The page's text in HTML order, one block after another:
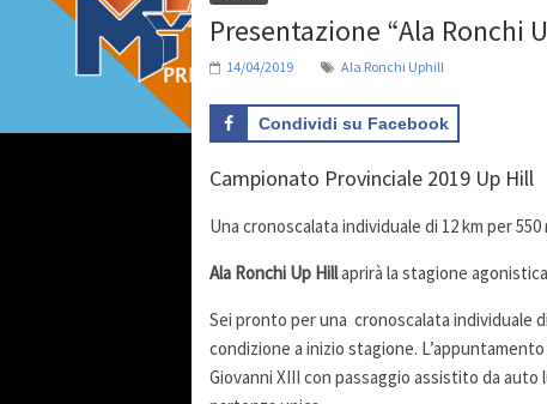
Presentazione “Ala Ronchi
14/04/2019 Ala Ronchi Uphill
Condividi su Facebook
Campionato Provinciale 2019 Up Hill
Una cronoscalata individuale di 12 km per
Ala Ronchi Up Hillaprirà la stagione
Sei pronto per una cronoscalata individuale di
condizione a inizio stagione.
Giovanni XIII con passaggio assistito da